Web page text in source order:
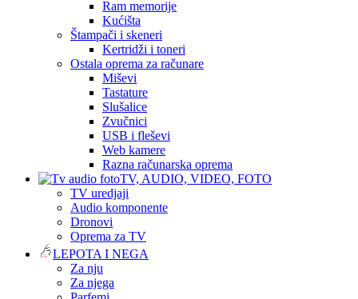
Ram memorije
Kućišta
Štampači i skeneri
Kertridži i toneri
Ostala oprema za računare
Miševi
Tastature
Slušalice
Zvučnici
USB i fleševi
Web kamere
Razna računarska oprema
TV, AUDIO, VIDEO, FOTO
TV uredjaji
Audio komponente
Dronovi
Oprema za TV
LEPOTA I NEGA
Za nju
Za njega